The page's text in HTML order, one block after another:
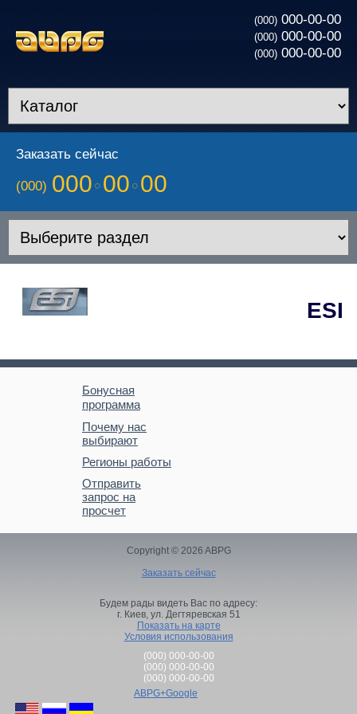
(000) 000-00-00
(000) 000-00-00
(000) 000-00-00
Заказать сейчас
(000) 000 00 00
ESI
Бонусная
программа
Почему нас
выбирают
Регионы работы
Отправить
запрос на
просчет
Copyright © 2026 ABPG
Заказать сейчас
Будем рады видеть Вас по адресу:
г. Киев, ул. Дегтяревская 51
Показать на карте
Условия использования
(000) 000-00-00
(000) 000-00-00
(000) 000-00-00
ABPG+Google